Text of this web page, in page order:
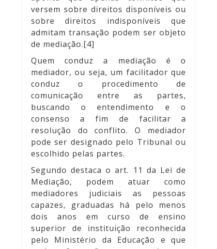
versem sobre direitos disponíveis ou
sobre direitos indisponíveis que
admitam transação podem ser objeto
de mediação.[4]
Quem conduz a mediação é o
mediador, ou seja, um facilitador que
conduz o procedimento de
comunicação entre as partes,
buscando o entendimento e o
consenso a fim de facilitar a
resolução do conflito. O mediador
pode ser designado pelo Tribunal ou
escolhido pelas partes.
Segundo destaca o art. 11 da Lei de
Mediação, podem atuar como
mediadores judiciais as pessoas
capazes, graduadas há pelo menos
dois anos em curso de ensino
superior de instituição reconhecida
pelo Ministério da Educação e que